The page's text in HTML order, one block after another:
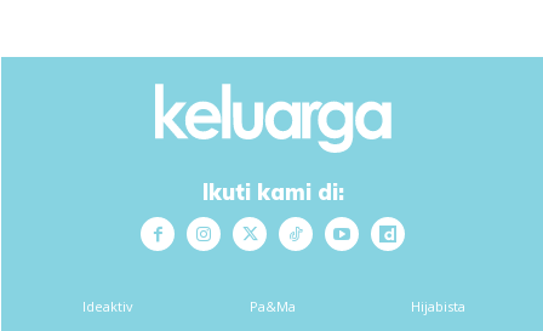
Ikuti kami di:
Ideaktiv Pa&Ma Hijabista